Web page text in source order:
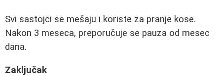
Svi sastojci se mešaju i koriste za pranje kose.
Nakon 3 meseca, preporučuje se pauza od mesec
dana.
Zaključak